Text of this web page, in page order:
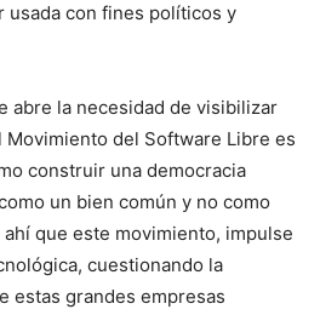
usada con fines políticos y
abre la necesidad de visibilizar
Movimiento del Software Libre es
construir una democracia
un bien común y no como
ahí que este movimiento, impulse
cuestionando la
estas grandes empresas